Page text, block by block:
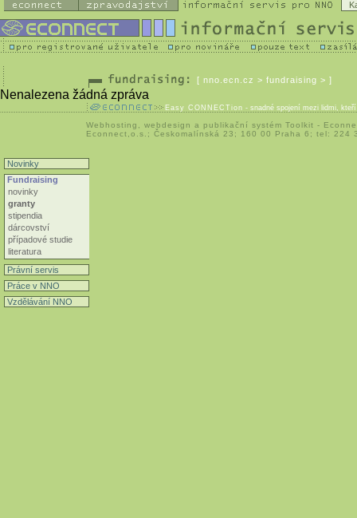
[ nno.ecn.cz > fundraising > ]
Nenalezena žádná zpráva
Easy CONNECTion - snadné spojení mezi lidmi,
Webhosting webdesign a publikační systém Toolkit -
Econnect,o.s.; Českomalínská 23; 160 00 Praha 6; tel: 224
Novinky
Fundraising
novinky
granty
stipendia
dárcovství
případové studie
literatura
Právní servis
Práce v NNO
Vzdělávání NNO